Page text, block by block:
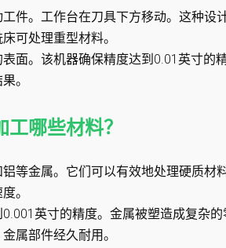
件。工作台在刀具下方移动。这种设
可处理重型材料。
面。该机器确保精度达到0.01英寸的
。
哪些材料？
等金属。它们可以有效地处理硬质材
。
英寸的精度。金属被塑造成复杂
属部件经久耐用。